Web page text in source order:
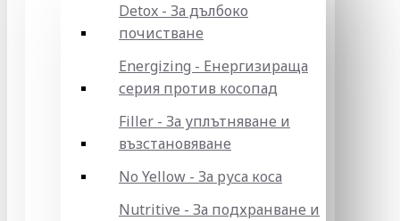
Detox - За дълбоко
почистване
Energizing - Енергизираща
серия против косопад
Filler - За уплътняване и
възстановяване
No Yellow - За руса коса
Nutritive - За подхранване и